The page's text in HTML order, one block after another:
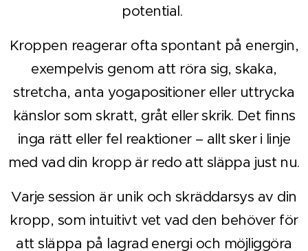
potential.
Kroppen reagerar ofta spontant på energin,
exempelvis genom att röra sig, skaka,
stretcha, anta yogapositioner eller uttrycka
känslor som skratt, gråt eller skrik. Det finns
inga rätt eller fel reaktioner – allt sker i linje
med vad din kropp är redo att släppa just nu.
Varje session är unik och skräddarsys av din
kropp, som intuitivt vet vad den behöver för
att släppa på lagrad energi och möjliggöra